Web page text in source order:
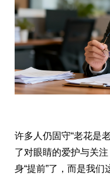
许多人仍固守“老花是
了对眼睛的爱护与关
身“提前”了，而是我们